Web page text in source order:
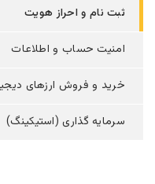
ثبت نام و احراز هویت
امنیت حساب و اطلاعات
خرید و فروش ارزهای
سرمایه گذاری (استیکینگ)